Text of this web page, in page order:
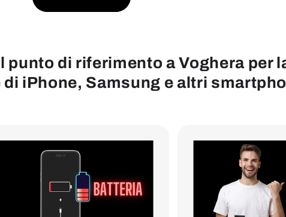
punto di riferimento a Voghera per
iPhone, Samsung e altri